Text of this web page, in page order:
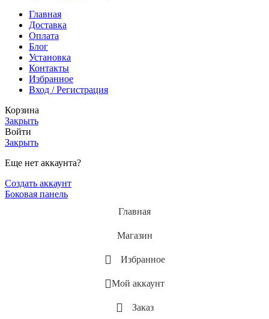
Главная
Доставка
Оплата
Блог
Установка
Контакты
Избранное
Вход / Регистрация
Корзина
Закрыть
Войти
Закрыть
Еще нет аккаунта?
Создать аккаунт
Боковая панель
Главная
Магазин
Избранное
Мой аккаунт
Заказ